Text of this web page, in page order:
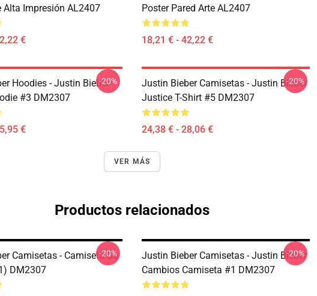
Alta Impresión AL2407
€
Poster Pared Arte AL2407
18,21 € - 42,22 €
Hoodies - Justin Bieber
#3 DM2307
€
-20%
Justin Bieber Camisetas - Justin Bieber
Justice T-Shirt #5 DM2307
24,38 € - 28,06 €
-20%
VER MÁS
Productos relacionados
Camisetas - Camiseta De
DM2307
-20%
Justin Bieber Camisetas - Justin Bieber
Cambios Camiseta #1 DM2307
-20%